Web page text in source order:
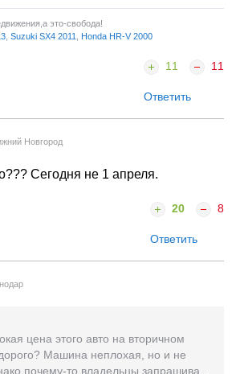
это-свобода!
Suzuki SX4 2011 Honda HR-V 2000
11 11
Ответить
Новгород
Сегодня не 1 апреля.
20 8
Ответить
цена этого авто на вторичном
Машина неплохая, но и не
почему-то владельцы запрашивают